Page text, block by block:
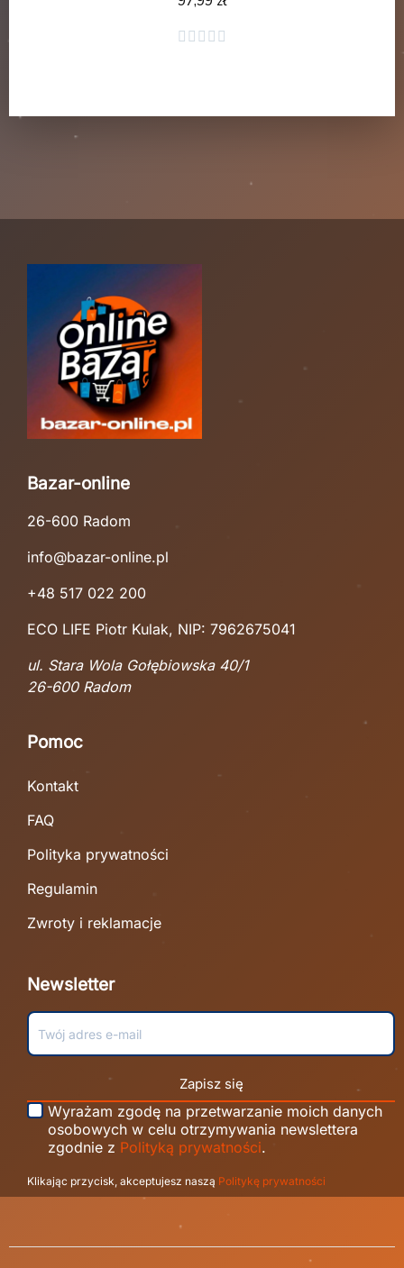
    
Dodaj do koszyka
Bazar-online
26-600 Radom
info@bazar-online.pl
+48 517 022 200
ECO LIFE Piotr Kulak, NIP: 7962675041
ul. Stara Wola Gołębiowska 40/1
26-600 Radom
Pomoc
Kontakt
FAQ
Polityka prywatności
Regulamin
Zwroty i reklamacje
Newsletter
Zapisz się
Wyrażam zgodę na przetwarzanie moich danych
osobowych w celu otrzymywania newslettera
zgodnie z Polityką prywatności.
Klikając przycisk, akceptujesz naszą Politykę prywatności